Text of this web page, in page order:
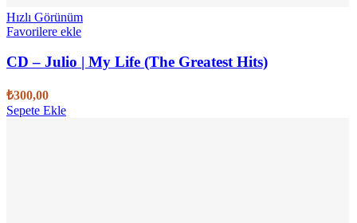
Hızlı Görünüm
Favorilere ekle
CD – Julio | My Life (The Greatest Hits)
₺300,00
Sepete Ekle